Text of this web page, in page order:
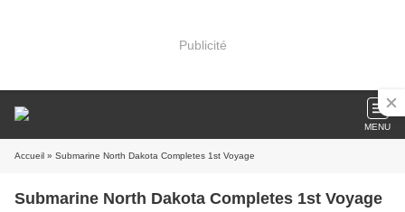
Publicité
MENU
Accueil » Submarine North Dakota Completes 1st Voyage
Submarine North Dakota Completes 1st Voyage